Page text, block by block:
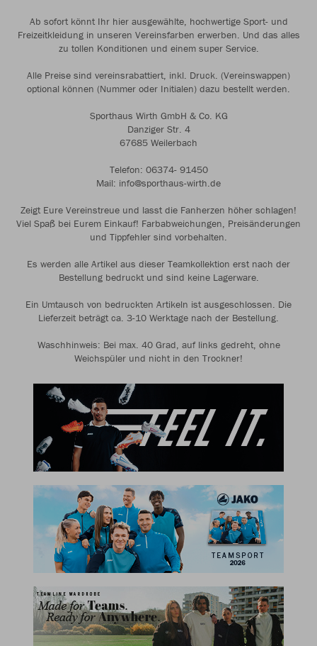
Ab sofort könnt Ihr hier ausgewählte, hochwertige Sport- und
Freizeitkleidung in unseren Vereinsfarben erwerben. Und das alles
zu tollen Konditionen und einem super Service.
Alle Preise sind vereinsrabattiert, inkl. Druck. (Vereinswappen)
optional können (Nummer oder Initialen) dazu bestellt werden.
Sporthaus Wirth GmbH & Co. KG
Danziger Str. 4
67685 Weilerbach
Telefon: 06374- 91450
Mail: info@sporthaus-wirth.de
Zeigt Eure Vereinstreue und lasst die Fanherzen höher schlagen!
Viel Spaß bei Eurem Einkauf! Farbabweichungen, Preisänderungen
und Tippfehler sind vorbehalten.
Es werden alle Artikel aus dieser Teamkollektion erst nach der
Bestellung bedruckt und sind keine Lagerware.
Ein Umtausch von bedruckten Artikeln ist ausgeschlossen. Die
Lieferzeit beträgt ca. 3-10 Werktage nach der Bestellung.
Waschhinweis: Bei max. 40 Grad, auf links gedreht, ohne
Weichspüler und nicht in den Trockner!